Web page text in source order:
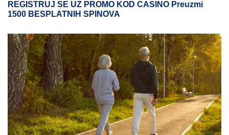
REGISTRUJ SE UZ PROMO KOD CASINO Preuzmi
1500 BESPLATNIH SPINOVA